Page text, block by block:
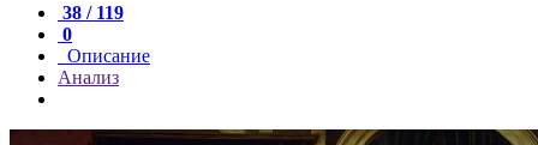
38 / 119
0
Описание
Анализ